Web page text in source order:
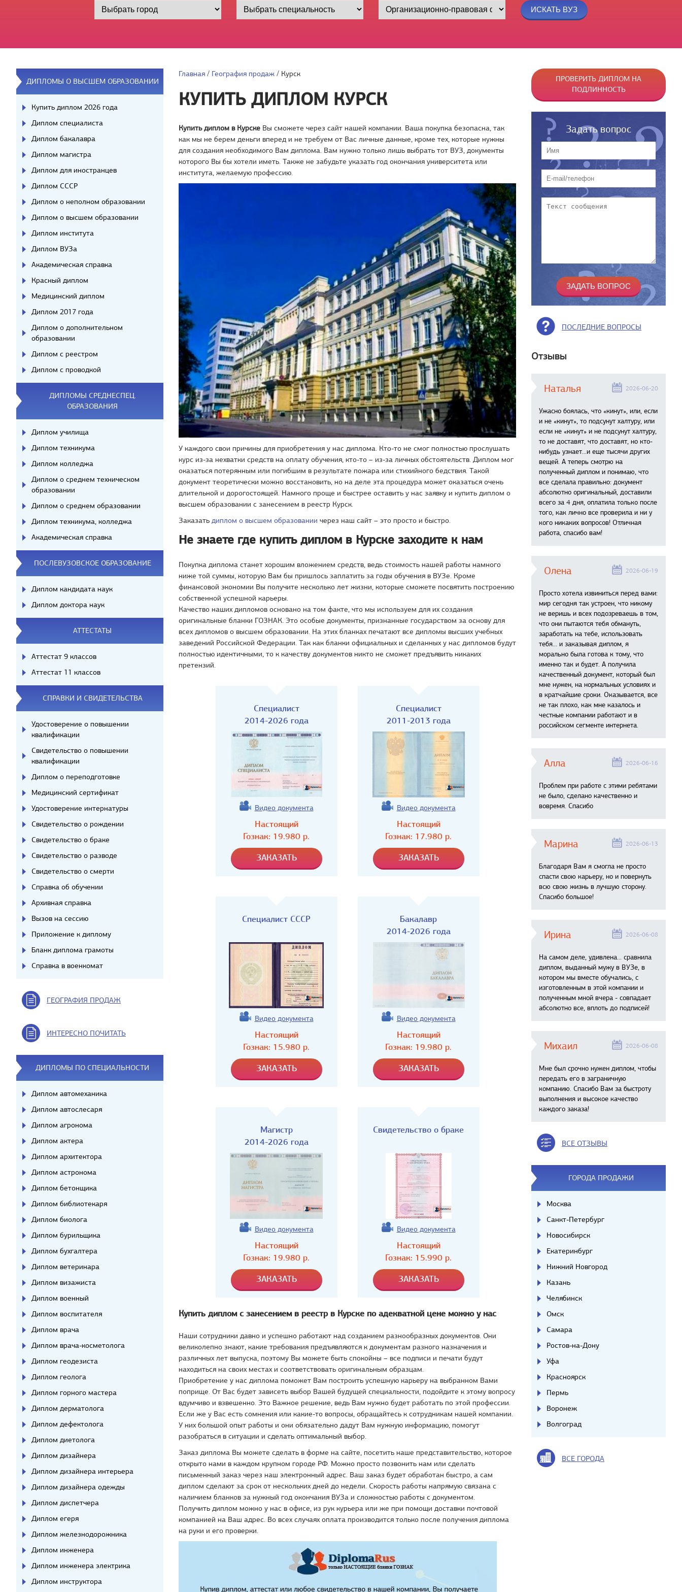
Главная / География продаж / Курск
КУПИТЬ ДИПЛОМ КУРСК
Купить диплом в Курске Вы сможете через сайт нашей компании. Ваша покупка безопасна, так
как мы не берем деньги вперед и не требуем от Вас личные данные, кроме тех, которые нужны
для создания необходимого Вам диплома. Вам нужно только лишь выбрать тот ВУЗ, документы
которого Вы бы хотели иметь. Также не забудьте указать год окончания университета или
института, желаемую профессию.
У каждого свои причины для приобретения у нас диплома. Кто-то не смог полностью прослушать
курс из-за нехватки средств на оплату обучения, кто-то – из-за личных обстоятельств. Диплом мог
оказаться потерянным или погибшим в результате пожара или стихийного бедствия. Такой
документ теоретически можно восстановить, но на деле эта процедура может оказаться очень
длительной и дорогостоящей. Намного проще и быстрее оставить у нас заявку и купить диплом о
высшем образовании с занесением в реестр Курск.
Заказать диплом о высшем образовании через наш сайт – это просто и быстро.
Не знаете где купить диплом в Курске заходите к нам
Покупка диплома станет хорошим вложением средств, ведь стоимость нашей работы намного
ниже той суммы, которую Вам бы пришлось заплатить за годы обучения в ВУЗе. Кроме
финансовой экономии Вы получите несколько лет жизни, которые сможете посвятить построению
собственной успешной карьеры.
Качество наших дипломов основано на том факте, что мы используем для их создания
оригинальные бланки ГОЗНАК. Это особые документы, признанные государством за основу для
всех дипломов о высшем образовании. На этих бланках печатают все дипломы высших учебных
заведений Российской Федерации. Так как бланки официальных и сделанных у нас дипломов будут
полностью идентичными, то к качеству документов никто не сможет предъявить никаких
претензий.
Специалист
2014-2026 года
Видео документа
Настоящий
Гознак: 19.980 р.
Специалист
2011-2013 года
Видео документа
Настоящий
Гознак: 17.980 р.
Специалист СССР
Видео документа
Настоящий
Гознак: 15.980 р.
Бакалавр
2014-2026 года
Видео документа
Настоящий
Гознак: 19.980 р.
Магистр
2014-2026 года
Видео документа
Настоящий
Гознак: 19.980 р.
Свидетельство о браке
Видео документа
Настоящий
Гознак: 15.990 р.
Купить диплом с занесением в реестр в Курске по адекватной цене можно у нас
Наши сотрудники давно и успешно работают над созданием разнообразных документов. Они
великолепно знают, какие требования предъявляются к документам разного назначения и
различных лет выпуска, поэтому Вы можете быть спокойны – все подписи и печати будут
находиться на своих местах и соответствовать оригинальным образцам.
Приобретение у нас диплома поможет Вам построить успешную карьеру на выбранном Вами
поприще. От Вас будет зависеть выбор Вашей будущей специальности, подойдите к этому вопросу
вдумчиво и взвешенно. Это Важное решение, ведь Вам нужно будет работать по этой профессии.
Если же у Вас есть сомнения или какие-то вопросы, обращайтесь к сотрудникам нашей компании.
У них большой опыт работы и они обязательно дадут Вам нужную информацию, помогут
разобраться в ситуации и сделать оптимальный выбор.
Заказ диплома Вы можете сделать в форме на сайте, посетить наше представительство, которое
открыто нами в каждом крупном городе РФ. Можно просто позвонить нам или сделать
письменный заказ через наш электронный адрес. Ваш заказ будет обработан быстро, а сам
диплом сделают за срок от нескольких дней до недели. Скорость работы напрямую связана с
наличием бланков за нужный год окончания ВУЗа и сложностью работы с документом.
Получить диплом можно у нас в офисе, из рук курьера или же при помощи доставки почтовой
компанией на Ваш адрес. Во всех случаях оплата производится только после получения диплома
на руки и его проверки.
ДИПЛОМЫ О ВЫСШЕМ ОБРАЗОВАНИИ
Купить диплом 2026 года
Диплом специалиста
Диплом бакалавра
Диплом магистра
Диплом для иностранцев
Диплом СССР
Диплом о неполном образовании
Диплом о высшем образовании
Диплом института
Диплом ВУЗа
Академическая справка
Красный диплом
Медицинский диплом
Диплом 2017 года
Диплом о дополнительном
образовании
Диплом с реестром
Диплом с проводкой
ДИПЛОМЫ СРЕДНЕСПЕЦ.
ОБРАЗОВАНИЯ
Диплом училища
Диплом техникума
Диплом колледжа
Диплом о среднем техническом
образовании
Диплом о среднем образовании
Диплом техникума, колледжа
Академическая справка
ПОСЛЕВУЗОВСКОЕ ОБРАЗОВАНИЕ
Диплом кандидата наук
Диплом доктора наук
АТТЕСТАТЫ
Аттестат 9 классов
Аттестат 11 классов
СПРАВКИ И СВИДЕТЕЛЬСТВА
Удостоверение о повышении
квалификации
Свидетельство о повышении
квалификации
Диплом о переподготовке
Медицинский сертификат
Удостоверение интернатуры
Свидетельство о рождении
Свидетельство о браке
Свидетельство о разводе
Свидетельство о смерти
Справка об обучении
Архивная справка
Вызов на сессию
Приложение к диплому
Бланк диплома грамоты
Справка в военкомат
ГЕОГРАФИЯ ПРОДАЖ
ИНТЕРЕСНО ПОЧИТАТЬ
ДИПЛОМЫ ПО СПЕЦИАЛЬНОСТИ
Диплом автомеханика
Диплом автослесаря
Диплом агронома
Диплом актера
Диплом архитектора
Диплом астронома
Диплом бетонщика
Диплом библиотекаря
Диплом биолога
Диплом бурильщика
Диплом бухгалтера
Диплом ветеринара
Диплом визажиста
Диплом военный
Диплом воспитателя
Диплом врача
Диплом врача-косметолога
Диплом геодезиста
Диплом геолога
Диплом горного мастера
Диплом дерматолога
Диплом дефектолога
Диплом диетолога
Диплом дизайнера
Диплом дизайнера интерьера
Диплом дизайнера одежды
Диплом диспетчера
Диплом егеря
Диплом железнодорожника
Диплом инженера
Диплом инженера электрика
Диплом инструктора
ПРОВЕРИТЬ ДИПЛОМ НА
ПОДЛИННОСТЬ
Задать вопрос
ПОСЛЕДНИЕ ВОПРОСЫ
Отзывы
Наталья 2026-06-20
Ужасно боялась, что «кинут», или, если
и не «кинут», то подсунут халтуру, или
если не «кинут» и не подсунут халтуру,
то не доставят, что доставят, но кто-
нибудь узнает...и еще тысячи других
вещей. А теперь смотрю на
полученный диплом и понимаю, что
все сделала правильно: документ
абсолютно оригинальный, доставили
всего за 4 дня, оплатила только после
того, как лично все проверила и ни у
кого никаких вопросов! Отличная
работа, спасибо вам!
Олена 2026-06-19
Просто хотела извиниться перед вами:
мир сегодня так устроен, что никому
не веришь и всех подозреваешь в том,
что они пытаются тебя обмануть,
заработать на тебе, использовать
тебя... и заказывая диплом, я
морально была готова к тому, что
именно так и будет. А получила
качественный документ, который был
мне нужен, на нормальных условиях и
в кратчайшие сроки. Оказывается, все
не так плохо, как мне казалось и
честные компании работают и в
российском сегменте интернета.
Алла 2026-06-16
Проблем при работе с этими ребятами
не было, сделано качественно и
вовремя. Спасибо
Марина 2026-06-13
Благодаря Вам я смогла не просто
спасти свою карьеру, но и повернуть
всю свою жизнь в лучшую сторону.
Спасибо большое!
Ирина 2026-06-08
На самом деле, удивлена… сравнила
диплом, выданный мужу в ВУЗе, в
котором мы вместе обучались, с
изготовленным в этой компании и
полученным мной вчера - совпадает
абсолютно все, вплоть до подписей!
Михаил 2026-06-08
Мне был срочно нужен диплом, чтобы
передать его в заграничную
компанию. Спасибо Вам за быстроту
выполнения и высокое качество
каждого заказа!
ВСЕ ОТЗЫВЫ
ГОРОДА ПРОДАЖИ
Москва
Санкт-Петербург
Новосибирск
Екатеринбург
Нижний Новгород
Казань
Челябинск
Омск
Самара
Ростов-на-Дону
Уфа
Красноярск
Пермь
Воронеж
Волгоград
ВСЕ ГОРОДА